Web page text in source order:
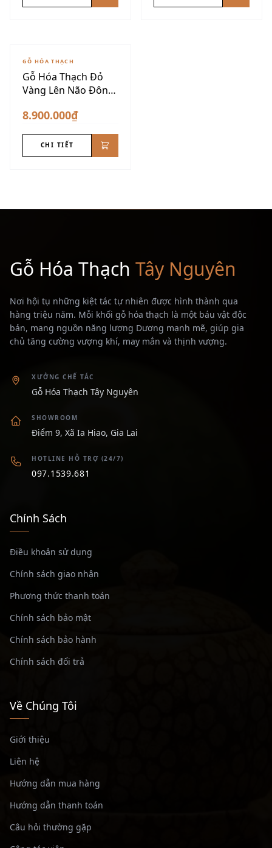
GỖ HÓA THẠCH
Gỗ Hóa Thạch Đỏ
Vàng Lên Não Đôn
8.900.000₫
CHI TIẾT
Gỗ Hóa Thạch Tây Nguyên
Nơi hội tụ những kiệt tác tự nhiên được hình thành qua
hàng triệu năm. Mỗi khối gỗ hóa thạch là một báu vật độc
bản, mang nguồn năng lượng Dương mạnh mẽ, giúp gia
chủ tăng cường vượng khí, may mắn và thịnh vượng.
XƯỞNG CHẾ TÁC
Gỗ Hóa Thạch Tây Nguyên
SHOWROOM
Điểm 9, Xã Ia Hiao, Gia Lai
HOTLINE HỖ TRỢ (24/7)
097.1539.681
Chính Sách
Điều khoản sử dụng
Chính sách giao nhận
Phương thức thanh toán
Chính sách bảo mật
Chính sách bảo hành
Chính sách đổi trả
Về Chúng Tôi
Giới thiệu
Liên hệ
Hướng dẫn mua hàng
Hướng dẫn thanh toán
Câu hỏi thường gặp